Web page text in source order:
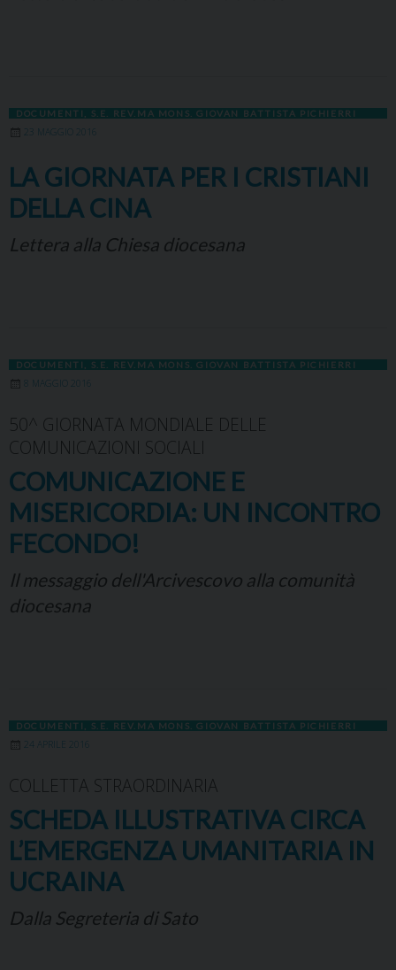
DOCUMENTI S.E. REV.MA MONS. GIOVAN BATTISTA PICHIERRI
23 MAGGIO 2016
LA GIORNATA PER I CRISTIANI
DELLA CINA
Lettera alla Chiesa diocesana
DOCUMENTI S.E. REV.MA MONS. GIOVAN BATTISTA PICHIERRI
8 MAGGIO 2016
50^ GIORNATA MONDIALE DELLE
COMUNICAZIONI SOCIALI
COMUNICAZIONE E
MISERICORDIA: UN INCONTRO
FECONDO!
Il messaggio dell'Arcivescovo alla comunità
diocesana
DOCUMENTI S.E. REV.MA MONS. GIOVAN BATTISTA PICHIERRI
24 APRILE 2016
COLLETTA STRAORDINARIA
SCHEDA ILLUSTRATIVA CIRCA
L’EMERGENZA UMANITARIA IN
UCRAINA
Dalla Segreteria di Sato